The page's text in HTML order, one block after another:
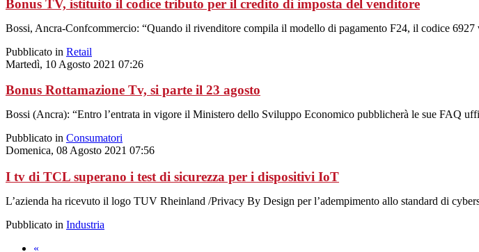
Bonus TV, istituito il codice tributo per il credito di imposta del venditore
Bossi, Ancra-Confcommercio: “Quando il rivenditore compila il modello di pagamento F24, il codice
Pubblicato in Retail
Martedì, 10 Agosto 2021 07:26
Bonus Rottamazione Tv, si parte il 23 agosto
Bossi (Ancra): “Entro l’entrata in vigore il Ministero dello Sviluppo Economico pubblicherà le sue FAQ
Pubblicato in Consumatori
Domenica, 08 Agosto 2021 07:56
I tv di TCL superano i test di sicurezza per i dispositivi IoT
L’azienda ha ricevuto il logo TUV Rheinland /Privacy By Design per l’adempimento allo standard di
Pubblicato in Industria
«